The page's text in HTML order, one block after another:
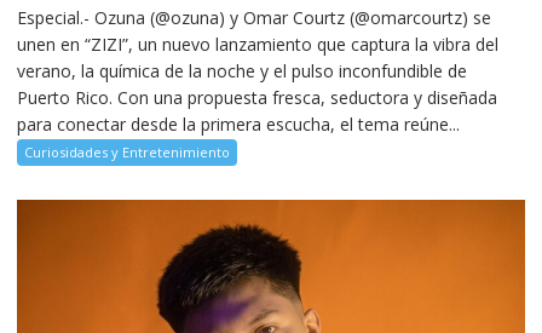
Especial.- Ozuna (@ozuna) y Omar Courtz (@omarcourtz) se
unen en “ZIZI”, un nuevo lanzamiento que captura la vibra del
verano, la química de la noche y el pulso inconfundible de
Puerto Rico. Con una propuesta fresca, seductora y diseñada
para conectar desde la primera escucha, el tema reúne...
Curiosidades y Entretenimiento